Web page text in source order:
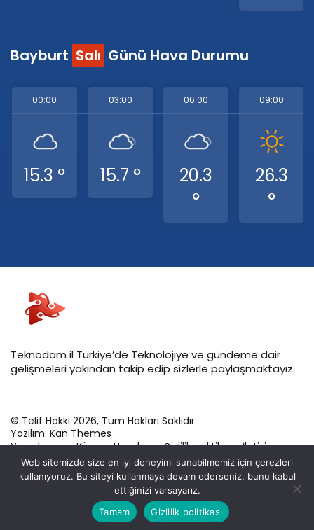
Bayburt Salı Günü Hava Durumu
00:00
15.3 °
03:00
15.7 °
06:00
20.3
°
09:00
26.3
°
Bu web sitesinde en iyi deneyimi yaşamanızı sağlamak
için çerezler kullanılmaktadır.
Teknodam il Türkiye’de Teknolojiye ve gündeme dair
gelişmeleri yakından takip edip sizlerle paylaşmaktayız.
© Telif Hakkı 2026, Tüm Hakları Saklıdır
Yazılım: Kan Themes
Yazarlarımız Künye Hesabım Gizlilik politikası İletişim
Akış Eczaneler
Web sitemizde size en iyi deneyimi sunabilmemiz için çerezleri
kullanıyoruz. Bu siteyi kullanmaya devam ederseniz, bunu kabul
ettiğinizi varsayarız.
Tamam
Gizlilik politikası